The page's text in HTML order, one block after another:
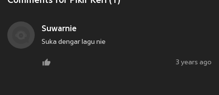
Suwarnie
Suka dengar lagu nie
3 years ago